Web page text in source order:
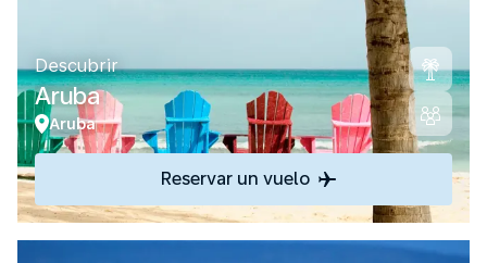
Descubrir
Aruba
Aruba
Reservar un vuelo